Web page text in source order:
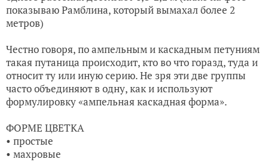
показываю Рамблина, который вымахал более 2
метров)
Честно говоря, по ампельным и каскадным петуниям
такая путаница происходит, кто во что горазд, туда и
относит ту или иную серию. Не зря эти две группы
часто объединяют в одну, как и используют
формулировку «ампельная каскадная форма».
ФОРМЕ ЦВЕТКА
• простые
• махровые